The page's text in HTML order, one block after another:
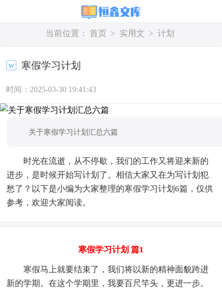
当前位置： 首页 > 实用文 > 计划
寒假学习计划
时间：2025-03-30 19:41:43
关于寒假学习计划汇总六篇
时光在流逝，从不停歇，我们的工作又将迎来新的
进步，是时候开始写计划了。相信大家又在为写计划犯
愁了？以下是小编为大家整理的寒假学习计划6篇，仅供
参考，欢迎大家阅读。
寒假学习计划 篇1
寒假马上就要结束了，我们将以新的精神面貌跨进
新的学期。在这个学期里，我要百尺竿头，更进一步。